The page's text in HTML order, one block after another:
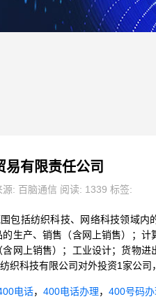
易有限责任公司
: 百脑通信 阅读: 1339 标签:
包括纺织科技、网络科技领域内
生产、销售（含网上销售）；计
网上销售）；工业设计；货物进
科技有限公司对外投资1家公司
电话， 400电话办理， 400号码办